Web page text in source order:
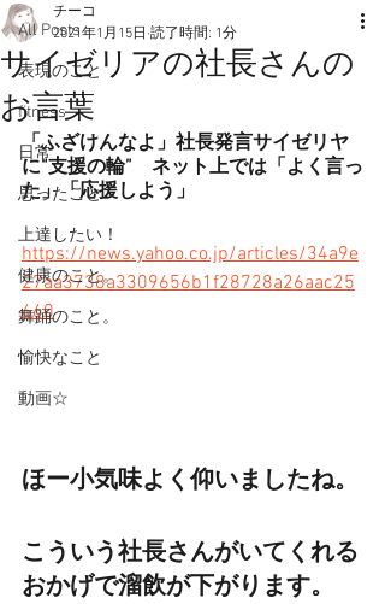
All Posts
表現のこと
fitness
日常
思ったこと
上達したい！
健康のこと。
舞踊のこと。
愉快なこと
動画☆
サイゼリアの社長さんの
お言葉
チーコ
2021年1月15日 読了時間: 1分
「ふざけんなよ」社長発言サイゼリヤ
に“支援の輪”　ネット上では「よく言っ
た」「応援しよう」
https://news.yahoo.co.jp/articles/34a9e
27aa3738a3309656b1f28728a26aac25
660
ほー小気味よく仰いましたね。
こういう社長さんがいてくれる
おかげで溜飲が下がります。